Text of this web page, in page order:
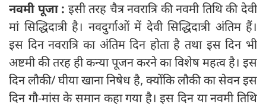
नवमी पूजा : इसी तरह चैत्र नवरात्रि की नवमी तिथि की देवी
मां सिद्धिदात्री है। नवदुर्गाओं में देवी सिद्धिदात्री अंतिम हैं।
इस दिन नवरात्रि का अंतिम दिन होता है तथा इस दिन भी
अष्टमी की तरह ही कन्या पूजन करने का विशेष महत्व है। इस
दिन लौकी/ घीया खाना निषेध है, क्योंकि लौकी का सेवन इस
दिन गौ-मांस के समान कहा गया है। इस दिन या नवमी तिथि